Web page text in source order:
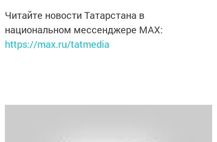
Читайте новости Татарстана в
национальном мессенджере MАХ:
https://max.ru/tatmedia